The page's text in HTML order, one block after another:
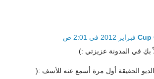
Cup
بكِ في المدونة عزيزتي :)
الحقيقة أول مرة أسمع عنه للأسف :(